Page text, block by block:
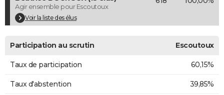
S'inscrire
Se connecter
Lycées
Collèges
Primaires
Universités
Entreprises
Service militaire
Avis de recherche
AVIS DE DÉCÈS
FORUM
Agir ensemble pour Escoutoux
Voir la liste des élus
Participation au scrutin Escoutoux
Taux de participation 60,15%
Taux d'abstention 39,85%